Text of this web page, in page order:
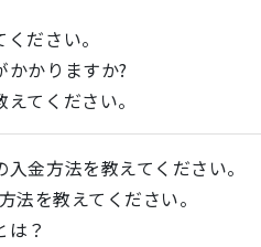
ださい。
かかりますか?
てください。
金方法を教えてください。
法を教えてください。
は？